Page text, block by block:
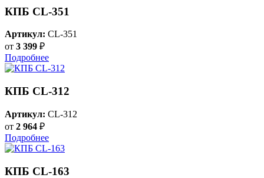
КПБ CL-351
Артикул: CL-351
от 3 399 ₽
Подробнее
КПБ CL-312
Артикул: CL-312
от 2 964 ₽
Подробнее
КПБ CL-163